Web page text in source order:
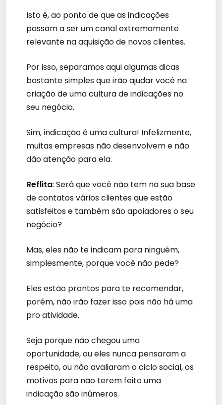
Isto é, ao ponto de que as indicações
passam a ser um canal extremamente
relevante na aquisição de novos clientes.
Por isso, separamos aqui algumas dicas
bastante simples que irão ajudar você na
criação de uma cultura de indicações no
seu negócio.
Sim, indicação é uma cultura! Infelizmente,
muitas empresas não desenvolvem e não
dão atenção para ela.
Reflita: Será que você não tem na sua base
de contatos vários clientes que estão
satisfeitos e também são apoiadores o seu
negócio?
Mas, eles não te indicam para ninguém,
simplesmente, porque você não pede?
Eles estão prontos para te recomendar,
porém, não irão fazer isso pois não há uma
pro atividade.
Seja porque não chegou uma
oportunidade, ou eles nunca pensaram a
respeito, ou não avaliaram o ciclo social, os
motivos para não terem feito uma
indicação são inúmeros.